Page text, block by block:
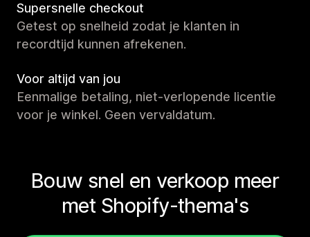
Supersnelle checkout
Getest op snelheid zodat je klanten in
recordtijd kunnen afrekenen.
Voor altijd van jou
Eenmalige betaling, niet-verlopende licentie
voor je winkel. Geen vervaldatum.
Bouw snel en verkoop meer
met Shopify-thema's